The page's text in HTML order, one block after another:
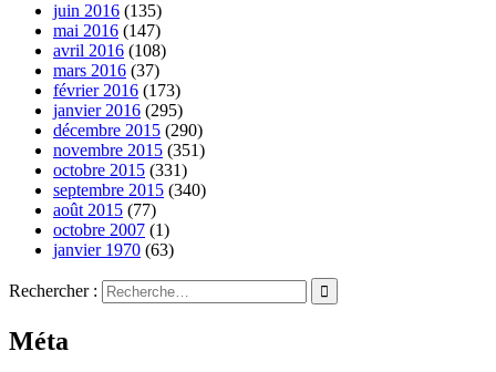
juin 2016 (135)
mai 2016 (147)
avril 2016 (108)
mars 2016 (37)
février 2016 (173)
janvier 2016 (295)
décembre 2015 (290)
novembre 2015 (351)
octobre 2015 (331)
septembre 2015 (340)
août 2015 (77)
octobre 2007 (1)
janvier 1970 (63)
Rechercher :
Méta